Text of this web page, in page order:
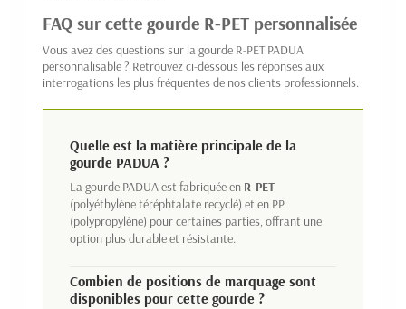
FAQ sur cette gourde R-PET personnalisée
Vous avez des questions sur la gourde R-PET PADUA
personnalisable ? Retrouvez ci-dessous les réponses aux
interrogations les plus fréquentes de nos clients professionnels.
Quelle est la matière principale de la
gourde PADUA ?
La gourde PADUA est fabriquée en R-PET
(polyéthylène téréphtalate recyclé) et en PP
(polypropylène) pour certaines parties, offrant une
option plus durable et résistante.
Combien de positions de marquage sont
disponibles pour cette gourde ?